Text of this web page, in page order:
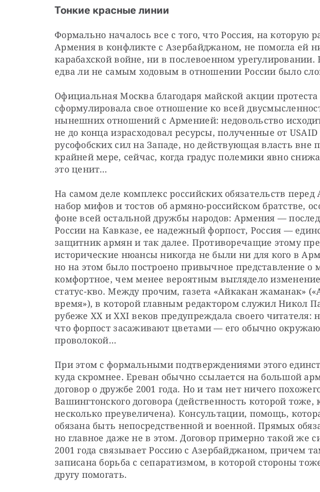
Тонкие красные линии
Формально началось все с того, что Россия, на которую
Армения в конфликте с Азербайджаном, не помогла ей
карабахской войне, ни в послевоенном
едва ли не самым ходовым в отношении России было
Официальная Москва благодаря майской акции протеста
сформулировала свое отношение ко всей
нынешних отношений с Арменией: недовольство
не до конца израсходовал ресурсы, полученные от
русофобских сил на Западе, но действующая власть вне
крайней мере, сейчас, когда градус полемики явно
это ценит…
На самом деле комплекс российских обязательств
набор мифов и тостов об армяно-российском братстве,
фоне всей остальной дружбы народов: Армения —
России на Кавказе, ее надежный форпост, Россия —
защитник армян и так далее. Противоречащие этому
исторические нюансы никогда не были ни для кого в
но на этом было построено привычное представление о
комфортное, чем менее вероятным выглядело
статус-кво. Между прочим, газета «Айкакан жаманак»
время»), в которой главным редактором служил Никол
рубеже XX и XXI веков предупреждала своего читателя:
что форпост засаживают цветами — его обычно
проволокой…
При этом с формальными подтверждениями этого
куда скромнее. Ереван обычно ссылается на большой
договор о дружбе 2001 года. Но и там нет ничего
Вашингтонского договора (действенность которой тоже,
несколько преувеличена). Консультации, помощь,
обязана быть непосредственной и военной. Прямых
но главное даже не в этом. Договор примерно такой же
2001 года связывает Россию с Азербайджаном, причем
записана борьба с сепаратизмом, в которой стороны
другу помогать.